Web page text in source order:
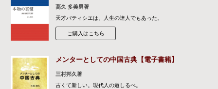
髙久 多美男著
天才パティシエは、人生の達人でもあった。
ご購入はこちら
メンターとしての中国古典【電子書籍】
三村邦久著
古くて新しい。現代人の道しるべ。